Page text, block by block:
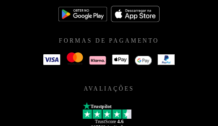
FORMAS DE PAGAMENTO
AVALIAÇÕES
Trustpilot
TrustScore 4.6